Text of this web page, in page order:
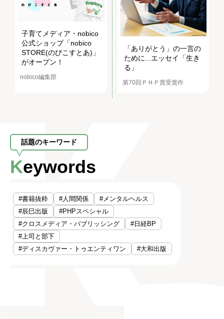
子育てメディア・nobico
公式ショップ「nobico
STORE(のびこすとあ)」
がオープン！
nobico編集部
「ありがとう」の一言の
ために...エッセイ「生き
る」
第70回ＰＨＰ賞受賞作
話題のキーワード
Keywords
#書籍抜粋 #人間関係
#メンタルヘルス
#辰巳出版
#PHPスペシャル
#クロスメディア・パブリッシング
#日経BP
#上司と部下
#ディスカヴァー・トゥエンティワン
#大和出版